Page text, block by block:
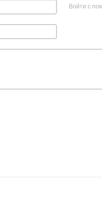
Войти с